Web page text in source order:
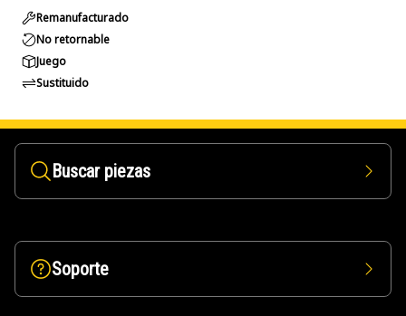
Remanufacturado
No retornable
Juego
Sustituido
Buscar piezas
Soporte